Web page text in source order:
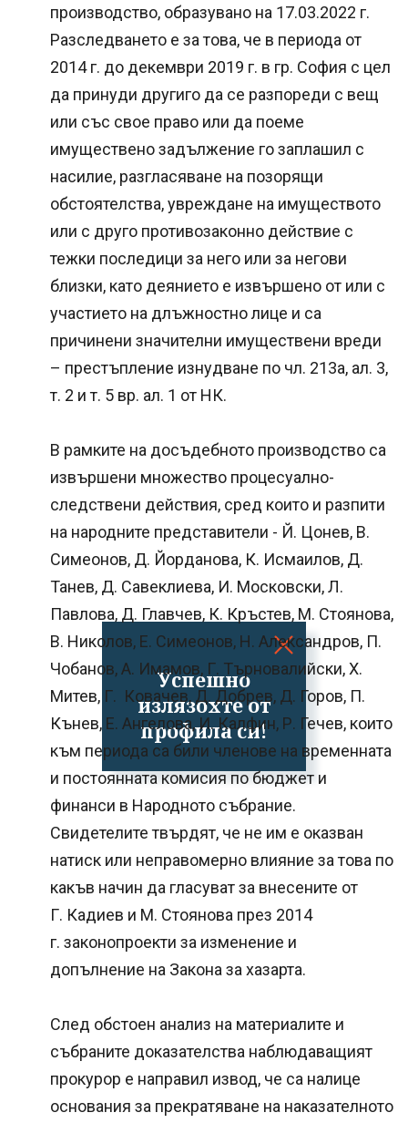
Успешно
излязохте от
профила си!
производство, образувано на 17.03.2022 г.
Разследването е за това, че в периода от
2014 г. до декември 2019 г. в гр. София с цел
да принуди другиго да се разпореди с вещ
или със свое право или да поеме
имуществено задължение го заплашил с
насилие, разгласяване на позорящи
обстоятелства, увреждане на имуществото
или с друго противозаконно действие с
тежки последици за него или за негови
близки, като деянието е извършено от или с
участието на длъжностно лице и са
причинени значителни имуществени вреди
– престъпление изнудване по чл. 213а, ал. 3,
т. 2 и т. 5 вр. ал. 1 от НК.
В рамките на досъдебното производство са
извършени множество процесуално-
следствени действия, сред които и разпити
на народните представители - Й. Цонев, В.
Симеонов, Д. Йорданова, К. Исмаилов, Д.
Танев, Д. Савеклиева, И. Московски, Л.
Павлова, Д. Главчев, К. Кръстев, М. Стоянова,
В. Николов, Е. Симеонов, Н. Александров, П.
Чобанов, А. Имамов, Г. Търновалийски, Х.
Митев, Г. Ковачев, Д. Добрев, Д. Горов, П.
Кънев, Е. Ангелова, И. Калфин, Р. Гечев, които
към периода са били членове на временната
и постоянната комисия по бюджет и
финанси в Народното събрание.
Свидетелите твърдят, че не им е оказван
натиск или неправомерно влияние за това по
какъв начин да гласуват за внесените от
Г. Кадиев и М. Стоянова през 2014
г. законопроекти за изменение и
допълнение на Закона за хазарта.
След обстоен анализ на материалите и
събраните доказателства наблюдаващият
прокурор е направил извод, че са налице
основания за прекратяване на наказателното